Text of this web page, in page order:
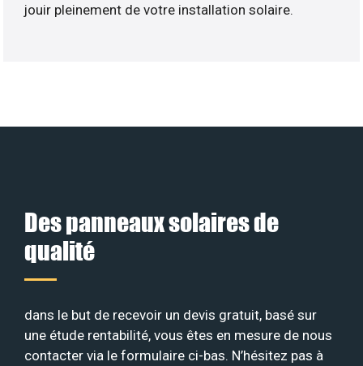
jouir pleinement de votre installation solaire.
Des panneaux solaires de
qualité
dans le but de recevoir un devis gratuit, basé sur
une étude rentabilité, vous êtes en mesure de nous
contacter via le formulaire ci-bas. N’hésitez pas à